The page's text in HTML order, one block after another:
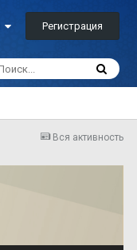
Регистрация
Вся активность